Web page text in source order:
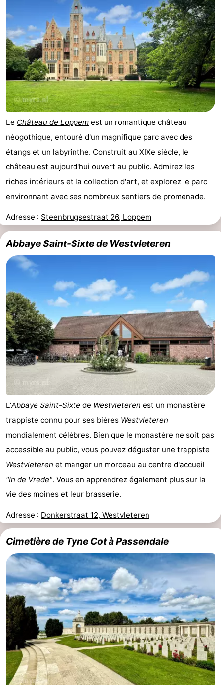
Le Château de Loppem est un romantique château
néogothique, entouré d'un magnifique parc avec des
étangs et un labyrinthe. Construit au XIXe siècle, le
château est aujourd'hui ouvert au public. Admirez les
riches intérieurs et la collection d'art, et explorez le parc
environnant avec ses nombreux sentiers de promenade.
Adresse : Steenbrugsestraat 26, Loppem
Abbaye Saint-Sixte de Westvleteren
L'Abbaye Saint-Sixte de Westvleteren est un monastère
trappiste connu pour ses bières Westvleteren
mondialement célèbres. Bien que le monastère ne soit pas
accessible au public, vous pouvez déguster une trappiste
Westvleteren et manger un morceau au centre d'accueil
"In de Vrede". Vous en apprendrez également plus sur la
vie des moines et leur brasserie.
Adresse : Donkerstraat 12, Westvleteren
Cimetière de Tyne Cot à Passendale